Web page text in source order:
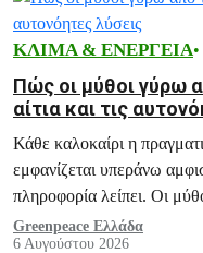
ΚΛΙΜΑ & ΕΝΕΡΓΕΙΑ
Πώς οι μύθοι γύρω
αίτια και τις
Κάθε καλοκαίρι η
εμφανίζεται υπεράνω
πληροφορία λείπει. Οι
ξεδιάλυμά τους αποτελεί
Greenpeace Ελλάδα
6 Αυγούστου 2026